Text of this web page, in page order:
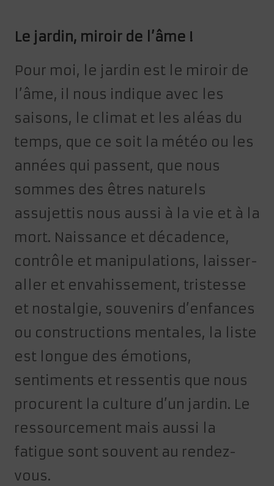
Le jardin, miroir de l’âme !
Pour moi, le jardin est le miroir de
l’âme, il nous indique avec les
saisons, le climat et les aléas du
temps, que ce soit la météo ou les
années qui passent, que nous
sommes des êtres naturels
assujettis nous aussi à la vie et à la
mort. Naissance et décadence,
contrôle et manipulations, laisser-
aller et envahissement, tristesse
et nostalgie, souvenirs d’enfances
ou constructions mentales, la liste
est longue des émotions,
sentiments et ressentis que nous
procurent la culture d’un jardin. Le
ressourcement mais aussi la
fatigue sont souvent au rendez-
vous.